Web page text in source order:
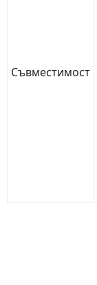
Съвместимост